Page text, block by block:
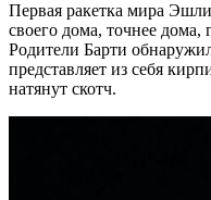
Первая ракетка мира
своего дома, точнее дома,
Родители Барти
представляет из себя
натянут скотч.